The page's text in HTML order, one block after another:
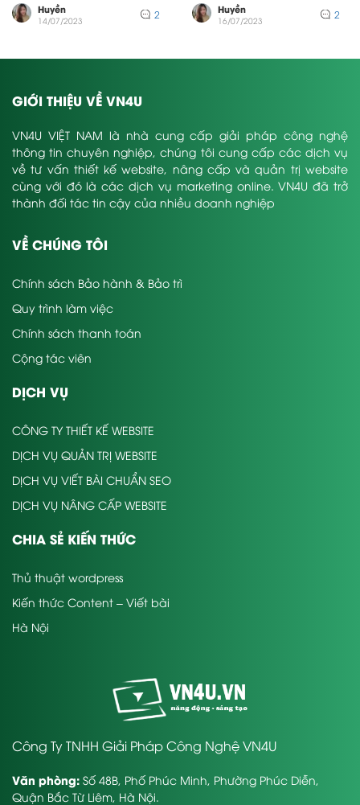
hàng....Huyền
14/07/2023 2
hưởng lớn...
Huyền
16/07/2023 2
GIỚI THIỆU VỀ VN4U
VN4U VIỆT NAM là nhà cung cấp giải pháp công nghệ
thông tin chuyên nghiệp, chúng tôi cung cấp các dịch vụ
về tư vấn thiết kế website, nâng cấp và quản trị website
cùng với đó là các dịch vụ marketing online. VN4U đã trở
thành đối tác tin cậy của nhiều doanh nghiệp
VỀ CHÚNG TÔI
Chính sách Bảo hành & Bảo trì
Quy trình làm việc
Chính sách thanh toán
Cộng tác viên
DỊCH VỤ
CÔNG TY THIẾT KẾ WEBSITE
DỊCH VỤ QUẢN TRỊ WEBSITE
DỊCH VỤ VIẾT BÀI CHUẨN SEO
DỊCH VỤ NÂNG CẤP WEBSITE
CHIA SẺ KIẾN THỨC
Thủ thuật wordpress
Kiến thức Content – Viết bài
Hà Nội
Công Ty TNHH Giải Pháp Công Nghệ VN4U
Văn phòng: Số 48B, Phố Phúc Minh, Phường Phúc Diễn,
Quận Bắc Từ Liêm, Hà Nội.